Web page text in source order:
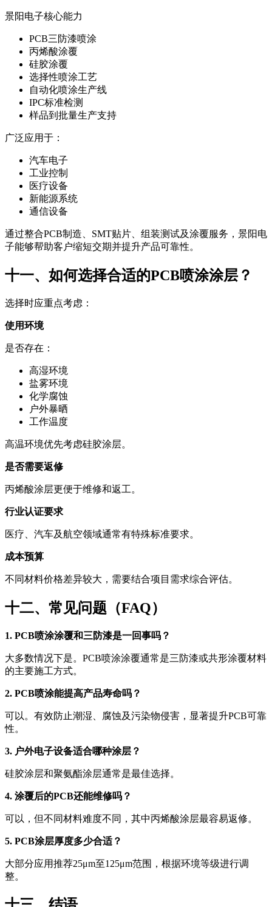
景阳电子核心能力
PCB三防漆喷涂
丙烯酸涂覆
硅胶涂覆
选择性喷涂工艺
自动化喷涂生产线
IPC标准检测
样品到批量生产支持
广泛应用于：
汽车电子
工业控制
医疗设备
新能源系统
通信设备
通过整合PCB制造、SMT贴片、组装测试及涂覆服务，景阳电
子能够帮助客户缩短交期并提升产品可靠性。
十一、如何选择合适的PCB喷涂涂层？
选择时应重点考虑：
使用环境
是否存在：
高湿环境
盐雾环境
化学腐蚀
户外暴晒
工作温度
高温环境优先考虑硅胶涂层。
是否需要返修
丙烯酸涂层更便于维修和返工。
行业认证要求
医疗、汽车及航空领域通常有特殊标准要求。
成本预算
不同材料价格差异较大，需要结合项目需求综合评估。
十二、常见问题（FAQ）
1. PCB喷涂涂覆和三防漆是一回事吗？
大多数情况下是。PCB喷涂涂覆通常是三防漆或共形涂覆材料
的主要施工方式。
2. PCB喷涂能提高产品寿命吗？
可以。有效防止潮湿、腐蚀及污染物侵害，显著提升PCB可靠
性。
3. 户外电子设备适合哪种涂层？
硅胶涂层和聚氨酯涂层通常是最佳选择。
4. 涂覆后的PCB还能维修吗？
可以，但不同材料难度不同，其中丙烯酸涂层最容易返修。
5. PCB涂层厚度多少合适？
大部分应用推荐25μm至125μm范围，根据环境等级进行调
整。